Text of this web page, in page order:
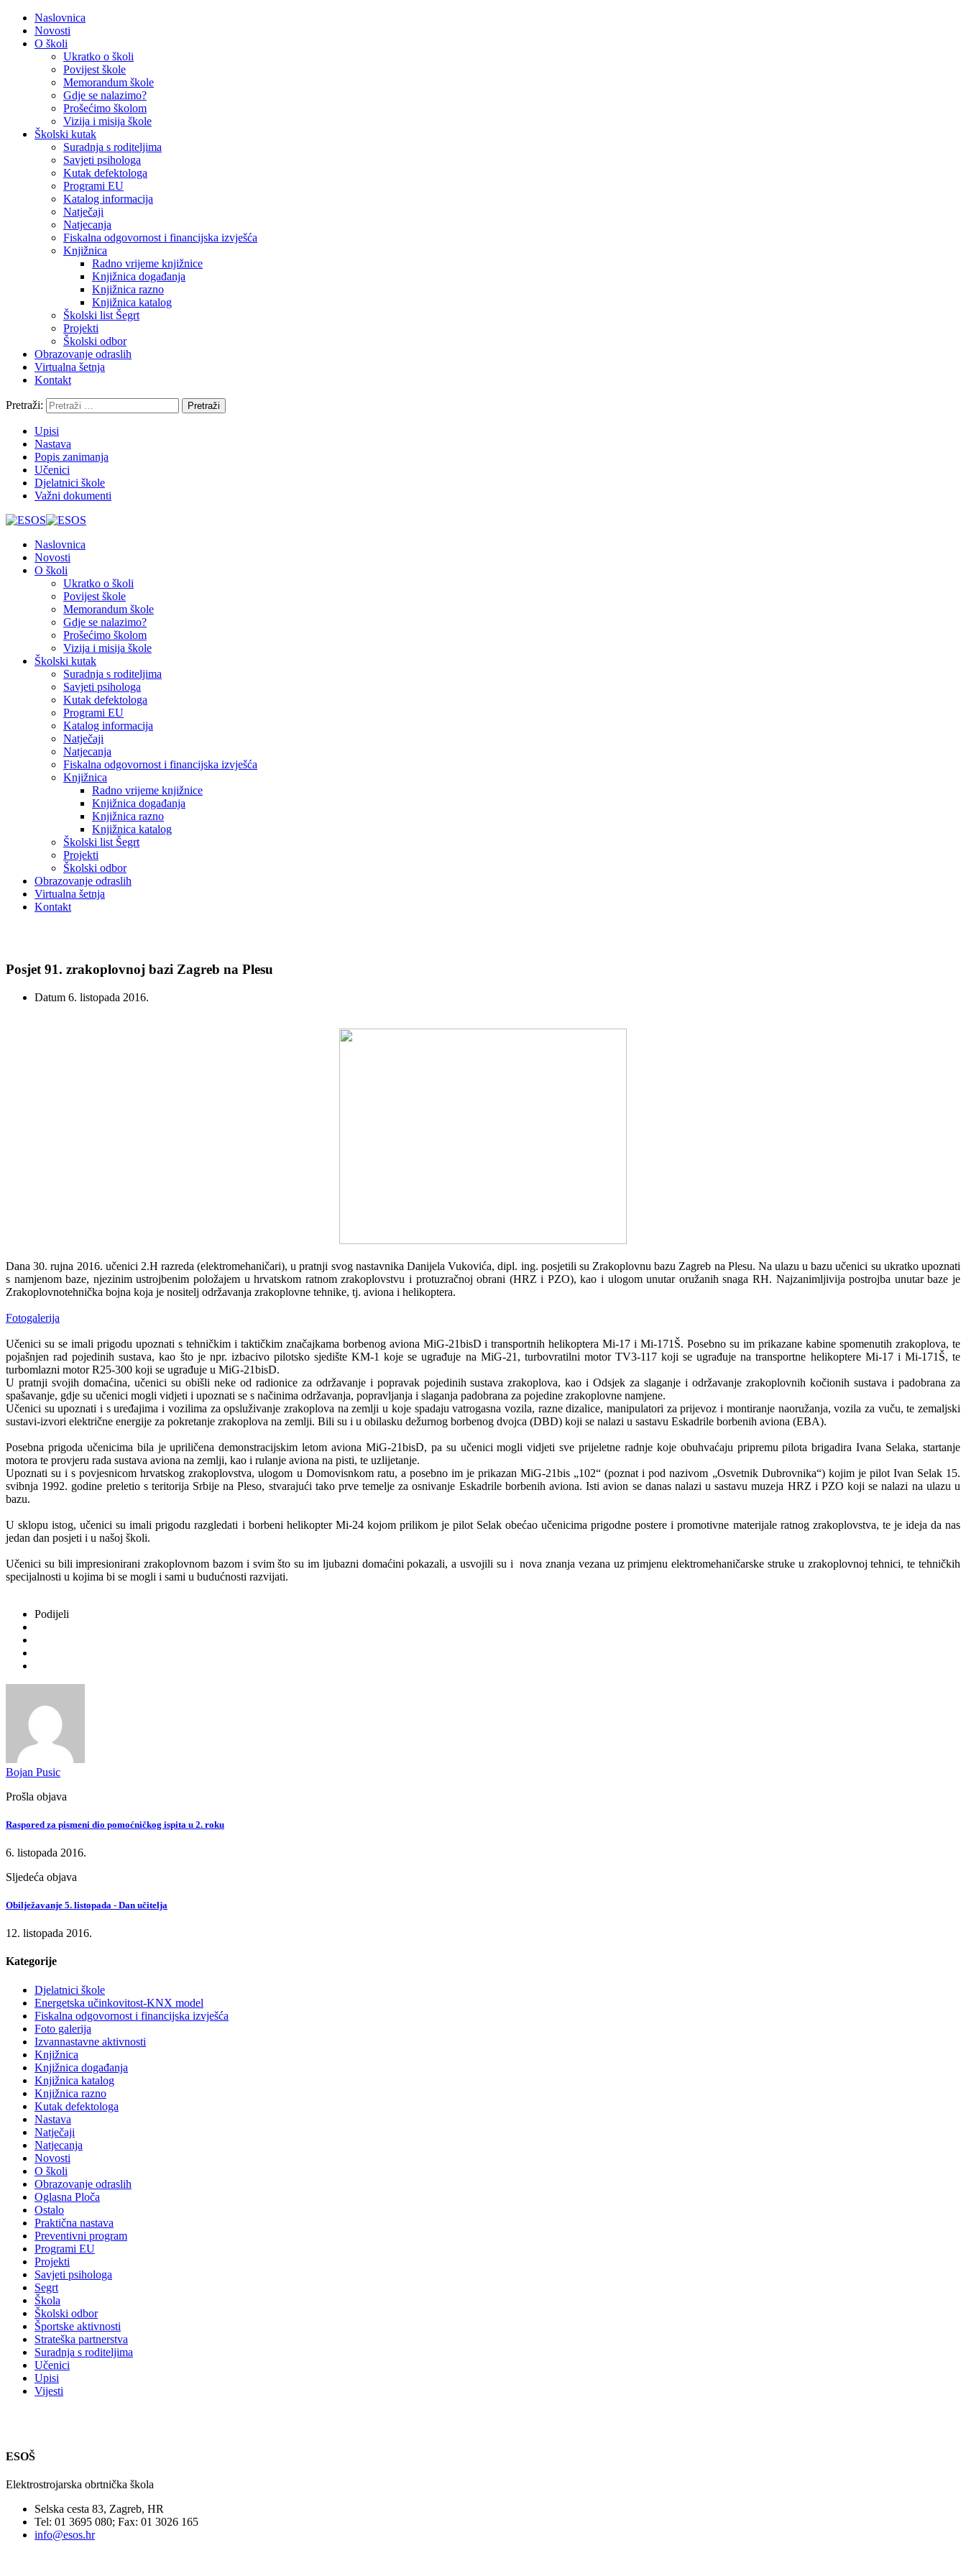
Naslovnica
Novosti
O školi
Ukratko o školi
Povijest škole
Memorandum škole
Gdje se nalazimo?
Prošećimo školom
Vizija i misija škole
Školski kutak
Suradnja s roditeljima
Savjeti psihologa
Kutak defektologa
Programi EU
Katalog informacija
Natječaji
Natjecanja
Fiskalna odgovornost i financijska izvješća
Knjižnica
Radno vrijeme knjižnice
Knjižnica događanja
Knjižnica razno
Knjižnica katalog
Školski list Šegrt
Projekti
Školski odbor
Obrazovanje odraslih
Virtualna šetnja
Kontakt
Pretraži:
Upisi
Nastava
Popis zanimanja
Učenici
Djelatnici škole
Važni dokumenti
Naslovnica
Novosti
O školi
Ukratko o školi
Povijest škole
Memorandum škole
Gdje se nalazimo?
Prošećimo školom
Vizija i misija škole
Školski kutak
Suradnja s roditeljima
Savjeti psihologa
Kutak defektologa
Programi EU
Katalog informacija
Natječaji
Natjecanja
Fiskalna odgovornost i financijska izvješća
Knjižnica
Radno vrijeme knjižnice
Knjižnica događanja
Knjižnica razno
Knjižnica katalog
Školski list Šegrt
Projekti
Školski odbor
Obrazovanje odraslih
Virtualna šetnja
Kontakt
Posjet 91. zrakoplovnoj bazi Zagreb na Plesu
Datum 6. listopada 2016.
Dana 30. rujna 2016. učenici 2.H razreda (elektromehaničari), u pratnji svog nastavnika Danijela Vukovića, dipl. ing. posjetili su Zrakoplovnu bazu Zagreb na Plesu. Na ulazu u bazu učenici su ukratko upoznati
s namjenom baze, njezinim ustrojbenim položajem u hrvatskom ratnom zrakoplovstvu i protuzračnoj obrani (HRZ i PZO), kao i ulogom unutar oružanih snaga RH. Najzanimljivija postrojba unutar baze je
Zrakoplovnotehnička bojna koja je nositelj održavanja zrakoplovne tehnike, tj. aviona i helikoptera.
Fotogalerija
Učenici su se imali prigodu upoznati s tehničkim i taktičkim značajkama borbenog aviona MiG-21bisD i transportnih helikoptera Mi-17 i Mi-171Š. Posebno su im prikazane kabine spomenutih zrakoplova, te
pojašnjen rad pojedinih sustava, kao što je npr. izbacivo pilotsko sjedište KM-1 koje se ugrađuje na MiG-21, turbovratilni motor TV3-117 koji se ugrađuje na transportne helikoptere Mi-17 i Mi-171Š, te
turbomlazni motor R25-300 koji se ugrađuje u MiG-21bisD.
U pratnji svojih domaćina, učenici su obišli neke od radionice za održavanje i popravak pojedinih sustava zrakoplova, kao i Odsjek za slaganje i održavanje zrakoplovnih kočionih sustava i padobrana za
spašavanje, gdje su učenici mogli vidjeti i upoznati se s načinima održavanja, popravljanja i slaganja padobrana za pojedine zrakoplovne namjene.
Učenici su upoznati i s uređajima i vozilima za opsluživanje zrakoplova na zemlji u koje spadaju vatrogasna vozila, razne dizalice, manipulatori za prijevoz i montiranje naoružanja, vozila za vuču, te zemaljski
sustavi-izvori električne energije za pokretanje zrakoplova na zemlji. Bili su i u obilasku dežurnog borbenog dvojca (DBD) koji se nalazi u sastavu Eskadrile borbenih aviona (EBA).
Posebna prigoda učenicima bila je upriličena demonstracijskim letom aviona MiG-21bisD, pa su učenici mogli vidjeti sve prijeletne radnje koje obuhvaćaju pripremu pilota brigadira Ivana Selaka, startanje
motora te provjeru rada sustava aviona na zemlji, kao i rulanje aviona na pisti, te uzlijetanje.
Upoznati su i s povjesnicom hrvatskog zrakoplovstva, ulogom u Domovisnkom ratu, a posebno im je prikazan MiG-21bis „102“ (poznat i pod nazivom „Osvetnik Dubrovnika“) kojim je pilot Ivan Selak 15.
svibnja 1992. godine preletio s teritorija Srbije na Pleso, stvarajući tako prve temelje za osnivanje Eskadrile borbenih aviona. Isti avion se danas nalazi u sastavu muzeja HRZ i PZO koji se nalazi na ulazu u
bazu.
U sklopu istog, učenici su imali prigodu razgledati i borbeni helikopter Mi-24 kojom prilikom je pilot Selak obećao učenicima prigodne postere i promotivne materijale ratnog zrakoplovstva, te je ideja da nas
jedan dan posjeti i u našoj školi.
Učenici su bili impresionirani zrakoplovnom bazom i svim što su im ljubazni domaćini pokazali, a usvojili su i nova znanja vezana uz primjenu elektromehaničarske struke u zrakoplovnoj tehnici, te tehničkih
specijalnosti u kojima bi se mogli i sami u budućnosti razvijati.
Podijeli
Bojan Pusic
Prošla objava
Raspored za pismeni dio pomoćničkog ispita u 2. roku
6. listopada 2016.
Sljedeća objava
Obilježavanje 5. listopada - Dan učitelja
12. listopada 2016.
Kategorije
Djelatnici škole
Energetska učinkovitost-KNX model
Fiskalna odgovornost i financijska izvješća
Foto galerija
Izvannastavne aktivnosti
Knjižnica
Knjižnica događanja
Knjižnica katalog
Knjižnica razno
Kutak defektologa
Nastava
Natječaji
Natjecanja
Novosti
O školi
Obrazovanje odraslih
Oglasna Ploča
Ostalo
Praktična nastava
Preventivni program
Programi EU
Projekti
Savjeti psihologa
Segrt
Škola
Školski odbor
Športske aktivnosti
Strateška partnerstva
Suradnja s roditeljima
Učenici
Upisi
Vijesti
ESOŠ
Elektrostrojarska obrtnička škola
Selska cesta 83, Zagreb, HR
Tel: 01 3695 080; Fax: 01 3026 165
info@esos.hr